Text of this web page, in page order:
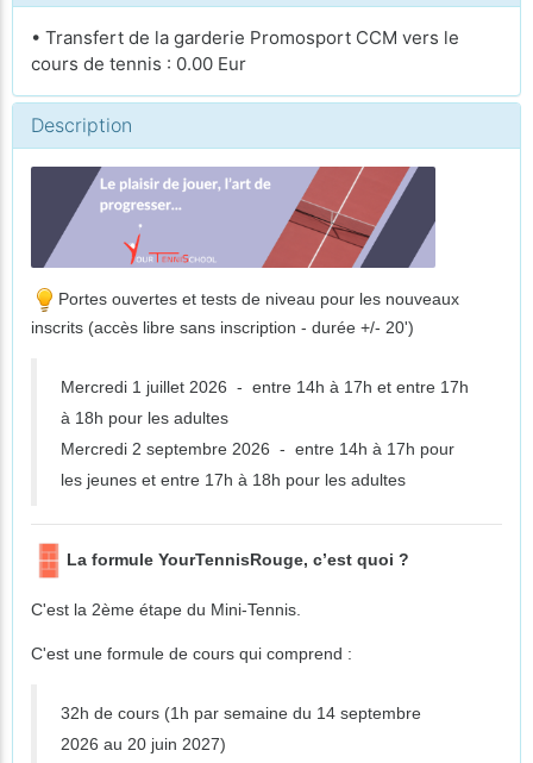
• Transfert de la garderie Promosport CCM vers le
cours de tennis : 0.00 Eur
Description
Portes ouvertes et tests de niveau pour les nouveaux
inscrits (accès libre sans inscription - durée +/- 20')
Mercredi 1 juillet 2026 - entre 14h à 17h et entre 17h
à 18h pour les adultes
Mercredi 2 septembre 2026 - entre 14h à 17h pour
les jeunes et entre 17h à 18h pour les adultes
La formule YourTennisRouge, c’est quoi ?
C'est la 2ème étape du Mini-Tennis.
C'est une formule de cours qui comprend :
32h de cours (1h par semaine du 14 septembre
2026 au 20 juin 2027)